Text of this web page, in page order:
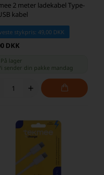
2 meter ladekabel Type-
kabel
stykpris: 49,00 DKK
DKK
På lager
sender din pakke mandag
+